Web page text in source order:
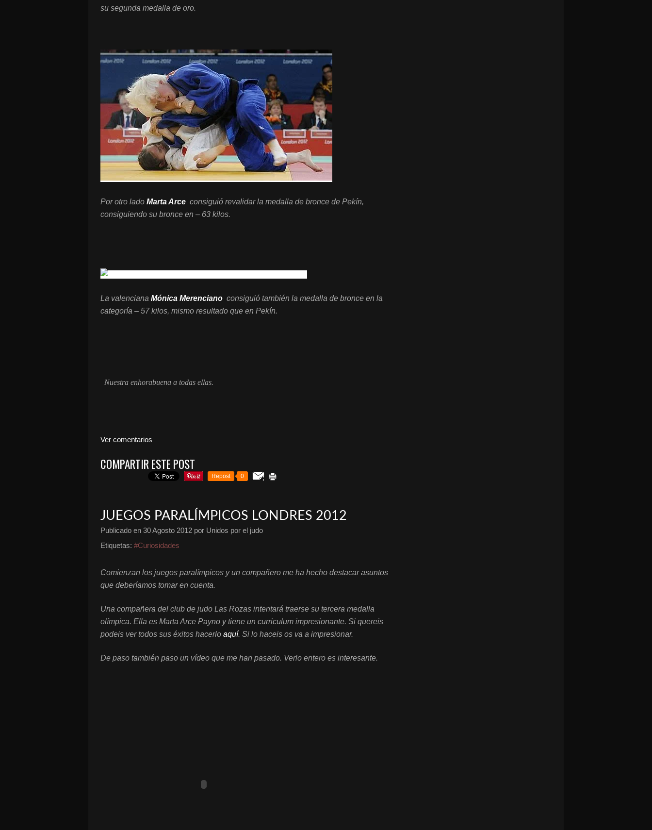
su segunda medalla de oro.
Por otro lado Marta Arce consiguió revalidar la medalla de bronce de Pekín,
consiguiendo su bronce en – 63 kilos.
La valenciana Mónica Merenciano consiguió también la medalla de bronce en la
categoría – 57 kilos, mismo resultado que en Pekín.
Nuestra enhorabuena a todas ellas.
Ver comentarios
COMPARTIR ESTE POST
Repost 0
JUEGOS PARALÍMPICOS LONDRES 2012
Publicado en 30 Agosto 2012 por Unidos por el judo
Etiquetas: #Curiosidades
Comienzan los juegos paralímpicos y un compañero me ha hecho destacar asuntos
que deberíamos tomar en cuenta.
Una compañera del club de judo Las Rozas intentará traerse su tercera medalla
olímpica. Ella es Marta Arce Payno y tiene un curriculum impresionante. Si quereis
podeis ver todos sus éxitos hacerlo aquí. Si lo haceis os va a impresionar.
De paso también paso un vídeo que me han pasado. Verlo entero es interesante.